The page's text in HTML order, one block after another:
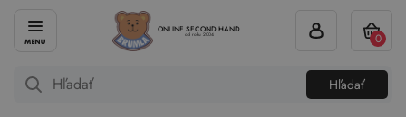
ONLINE SECOND HAND
od roku 2004
Hľadať
0